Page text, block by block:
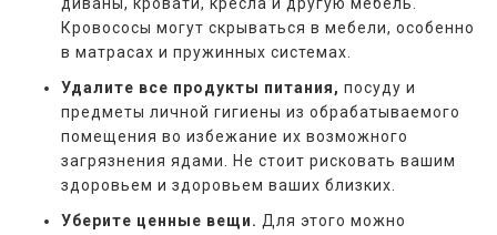
Кровососы могут скрываться в мебели, особенно
в матрасах и пружинных системах.
Удалите все продукты питания, посуду и
предметы личной гигиены из обрабатываемого
помещения во избежание их возможного
загрязнения ядами. Не стоит рисковать вашим
здоровьем и здоровьем ваших близких.
Уберите ценные вещи. Для этого можно